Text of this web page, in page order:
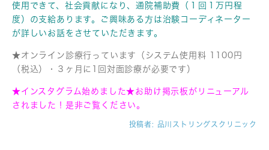
使用できて、社会貢献になり、通院補助費（１回１万円程
度）の支給あります。ご興味ある方は治験コーディネーター
が詳しいお話をさせていただきます。
★オンライン診療行っています（システム使用料 1100円
（税込）・３ヶ月に1回対面診療が必要です）
★インスタグラム始めました★お助け掲示板がリニューアル
されました！是非ご覧ください。
投稿者: 品川ストリングスクリニック